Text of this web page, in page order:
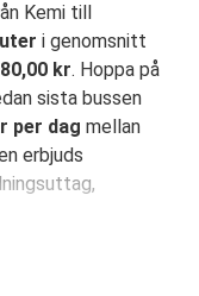
Kemi till
i genomsnitt
kr. Hoppa på
sista bussen
per dag mellan
erbjuds